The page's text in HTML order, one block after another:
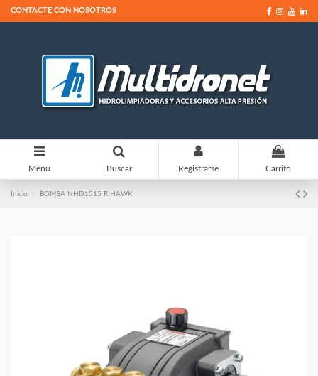
CONTACTE CON NOSOTROS
Menú Buscar Registrarse
0
Carrito
Inicio BOMBA NHD1515 R HAWK